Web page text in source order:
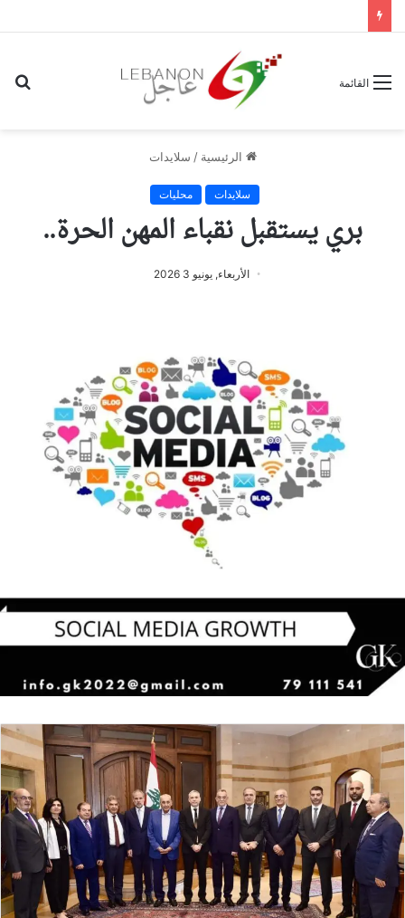
القائمة
الرئيسية / سلايدات
سلايدات محليات
بري يستقبل نقباء المهن الحرة..
الأربعاء, يونيو 3 2026